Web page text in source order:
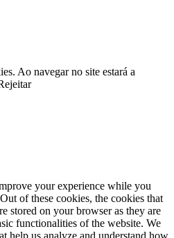
Ao navegar no site estará a
your experience while you
of these cookies, the cookies that
stored on your browser as they are
functionalities of the website. We
help us analyze and understand how